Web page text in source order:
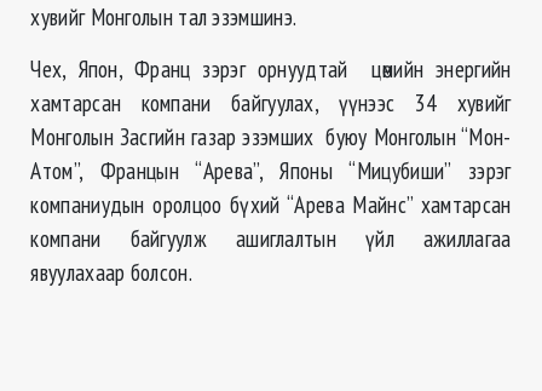
хувийг Монголын тал эзэмшинэ.
Чех, Япон, Франц зэрэг орнуудтай цөмийн энергийн
хамтарсан компани байгуулах, үүнээс 34 хувийг
Монголын Засгийн газар эзэмших буюу Монголын “Мон-
Атом”, Францын “Арева”, Японы “Мицубиши” зэрэг
компаниудын оролцоо бүхий “Арева Майнс” хамтарсан
компани байгуулж ашиглалтын үйл ажиллагаа
явуулахаар болсон.